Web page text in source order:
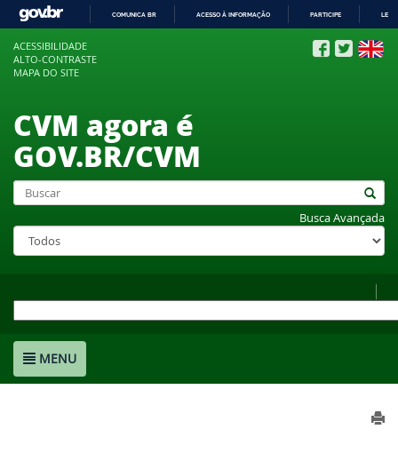
COMUNICA BR ACESSO À INFORMAÇÃO PARTICIPE
ACESSIBILIDADE
ALTO-CONTRASTE
MAPA DO SITE
CVM agora é
GOV.BR/CVM
Busca Avançada
MENU